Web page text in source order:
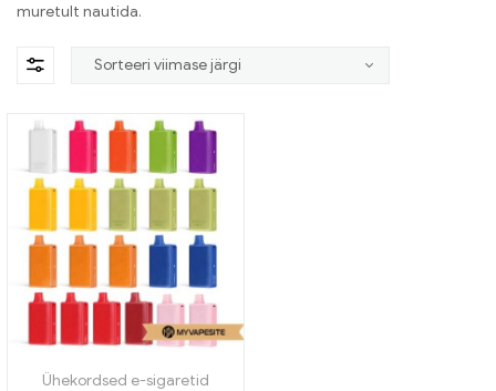
muretult nautida.
Ühekordsed e-sigaretid